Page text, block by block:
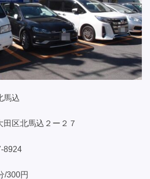
馬込
北馬込２ー２７
円